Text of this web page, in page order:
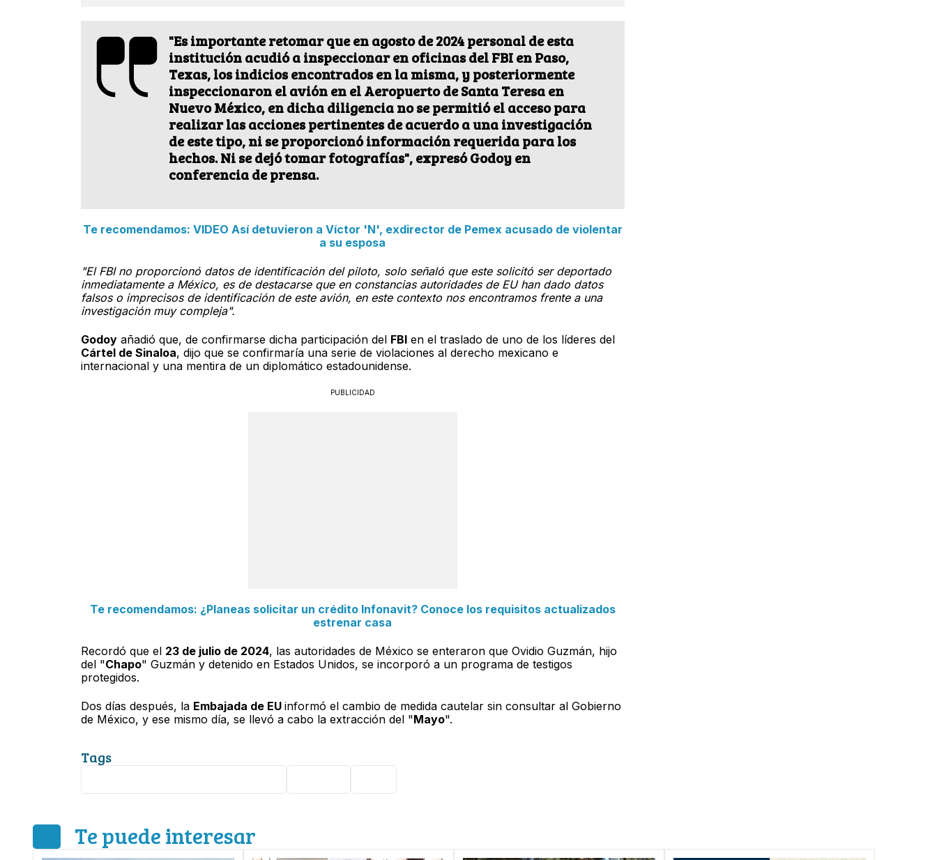
"Es importante retomar que en agosto de 2024 personal de esta
institución acudió a inspeccionar en oficinas del FBI en Paso,
Texas, los indicios encontrados en la misma, y posteriormente
inspeccionaron el avión en el Aeropuerto de Santa Teresa en
Nuevo México, en dicha diligencia no se permitió el acceso para
realizar las acciones pertinentes de acuerdo a una investigación
de este tipo, ni se proporcionó información requerida para los
hechos. Ni se dejó tomar fotografías", expresó Godoy en
conferencia de prensa.
Te recomendamos: VIDEO Así detuvieron a Víctor 'N', exdirector de Pemex acusado de violentar
a su esposa
"El FBI no proporcionó datos de identificación del piloto, solo señaló que este solicitó ser deportado
inmediatamente a México, es de destacarse que en constancias autoridades de EU han dado datos
falsos o imprecisos de identificación de este avión, en este contexto nos encontramos frente a una
investigación muy compleja".
Godoyañadió que, de confirmarse dicha participación del FBIen el traslado de uno de los líderes del
Cártel de Sinaloa, dijo que se confirmaría una serie de violaciones al derecho mexicano e
internacional y una mentira de un diplomático estadounidense.
PUBLICIDAD
Te recomendamos: ¿Planeas solicitar un crédito Infonavit? Conoce los requisitos actualizados
estrenar casa
Recordó que el 23 de julio de 2024, las autoridades de México se enteraron que Ovidio Guzmán, hijo
del "Chapo" Guzmán y detenido en Estados Unidos, se incorporó a un programa de testigos
protegidos.
Dos días después, la Embajada de EU informó el cambio de medida cautelar sin consultar al Gobierno
de México, y ese mismo día, se llevó a cabo la extracción del "Mayo".
Tags
Te puede interesar